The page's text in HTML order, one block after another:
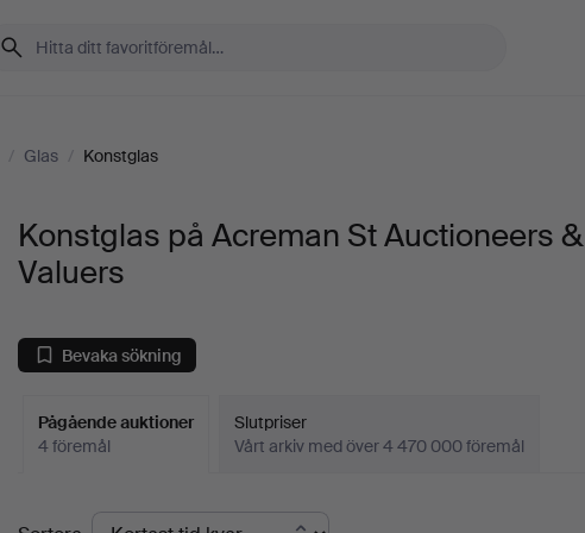
/ Glas / Konstglas
Konstglas på Acreman St Auctioneers &
Valuers
Bevaka sökning
Pågående auktioner
4 föremål
Slutpriser
Vårt arkiv med över 4 470 000 föremål
Pågående